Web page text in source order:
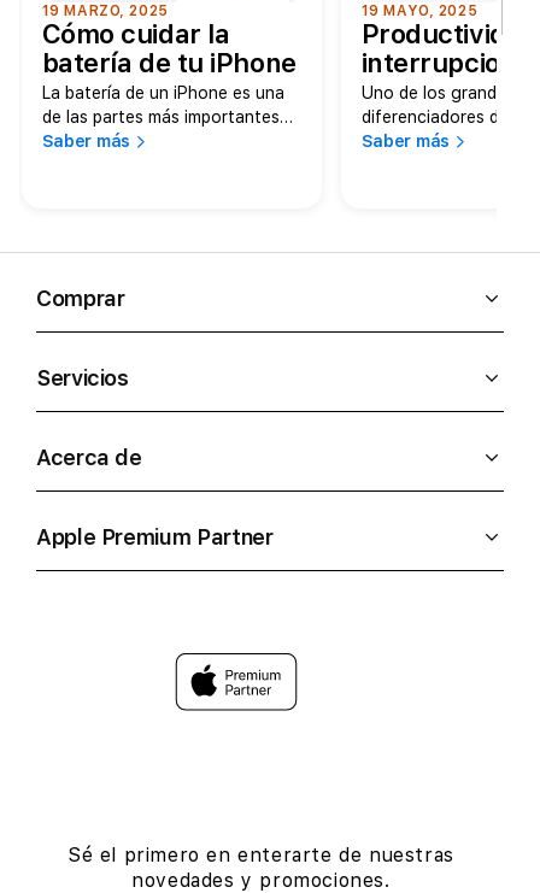
19 MARZO, 2025
Cómo cuidar la
batería de tu iPhone
y prolongar su vida
La batería de un iPhone es una
de las partes más importantes
del dispositivo, ya que de ella
Saber más
19 MAYO, 2025
iPhone, Mac,
Apple Watch
trabajando
Uno de los grandes
diferenciadores de
solo la potencia de
Saber más
Comprar
Servicios
Acerca de
Apple Premium Partner
Sé el primero en enterarte de nuestras
novedades y promociones.